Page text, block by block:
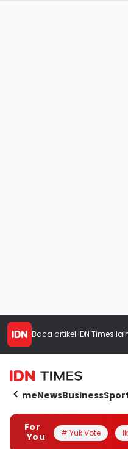
Baca artikel IDN Times
HomeNewsBusiness
For
You
# Yuk Vote